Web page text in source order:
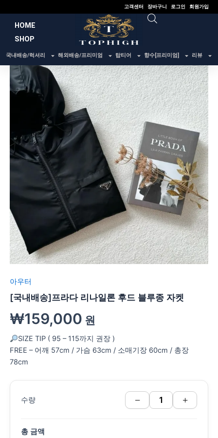
건
너
고객센터 장바구니 로그인 회원가입
HOME
SHOP
국내배송/럭셔리 해외배송/프리미엄 탑티어 향수[프리미엄] 리뷰
아우터
[국내배송]프라다 리나일론 후드 블루종 자켓
₩159,000 원
SIZE TIP ( 95 – 115까지 권장 )
FREE – 어깨 57cm / 가슴 63cm / 소매기장 60cm / 총장
78cm
수량 − +
총 금액